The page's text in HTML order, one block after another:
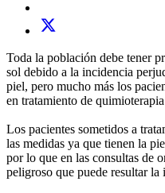
Toda la población debe tener
sol debido a la incidencia
piel, pero mucho más los
en tratamiento de
Los pacientes sometidos a
las medidas ya que tienen la
por lo que en las consultas de
peligroso que puede resultar